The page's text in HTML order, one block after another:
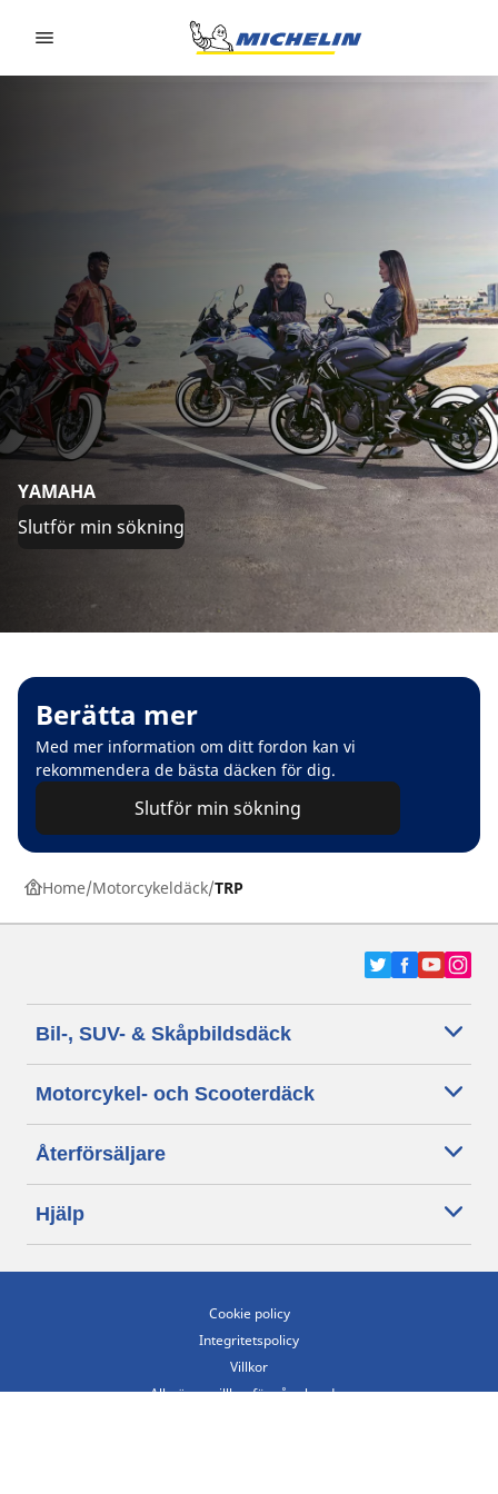
YAMAHA
Slutför min sökning
Berätta mer
Med mer information om ditt fordon kan vi
rekommendera de bästa däcken för dig.
Slutför min sökning
Home Motorcykeldäck TRP
Bil-, SUV- & Skåpbildsdäck
Motorcykel- och Scooterdäck
Återförsäljare
Hjälp
Cookie policy
Integritetspolicy
Villkor
Allmänna villkor för våra kunder